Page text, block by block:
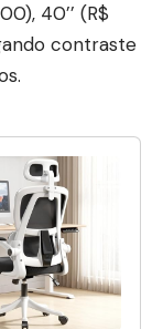
40’’ (R$
contraste